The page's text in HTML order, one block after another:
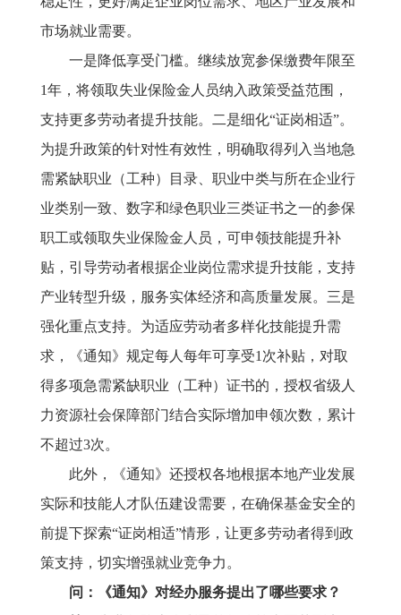
市场就业需要。
一是降低享受门槛。继续放宽参保缴费年限至
1年，将领取失业保险金人员纳入政策受益范围，
支持更多劳动者提升技能。二是细化“证岗相适”。
为提升政策的针对性有效性，明确取得列入当地急
需紧缺职业（工种）目录、职业中类与所在企业行
业类别一致、数字和绿色职业三类证书之一的参保
职工或领取失业保险金人员，可申领技能提升补
贴，引导劳动者根据企业岗位需求提升技能，支持
产业转型升级，服务实体经济和高质量发展。三是
强化重点支持。为适应劳动者多样化技能提升需
求，《通知》规定每人每年可享受1次补贴，对取
得多项急需紧缺职业（工种）证书的，授权省级人
力资源社会保障部门结合实际增加申领次数，累计
不超过3次。
此外，《通知》还授权各地根据本地产业发展
实际和技能人才队伍建设需要，在确保基金安全的
前提下探索“证岗相适”情形，让更多劳动者得到政
策支持，切实增强就业竞争力。
问：《通知》对经办服务提出了哪些要求？